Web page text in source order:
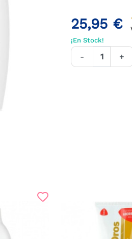
25,95 €
¡En Stock!
- +